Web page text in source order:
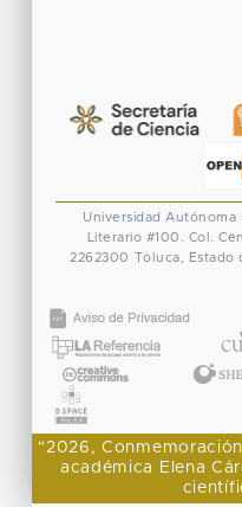
Universidad Autónoma
Literario #100. Col.
2262300 Toluca, Estado
"2026,
académica Elena